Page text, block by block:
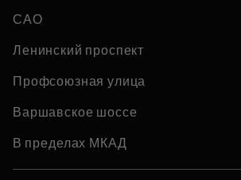
САО
Ленинский проспект
Профсоюзная улица
Варшавское шоссе
В пределах МКАД